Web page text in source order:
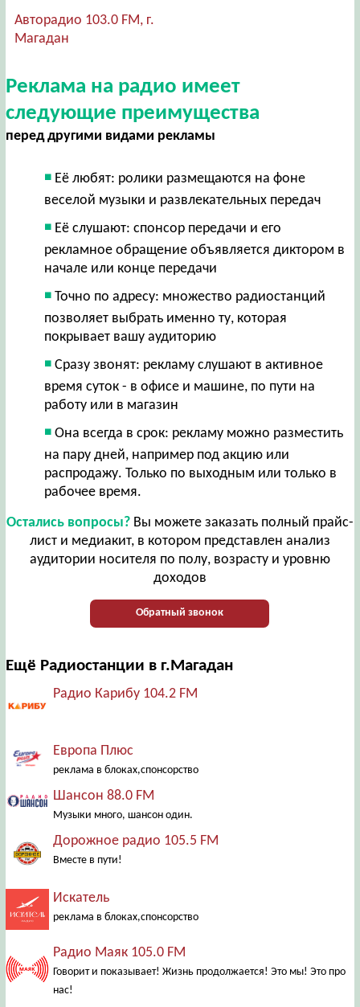
Авторадио 103.0 FM, г.
Магадан
Реклама на радио имеет
следующие преимущества
перед другими видами рекламы
Её любят: ролики размещаются на фоне
веселой музыки и развлекательных передач
Её слушают: спонсор передачи и его
рекламное обращение объявляется диктором в
начале или конце передачи
Точно по адресу: множество радиостанций
позволяет выбрать именно ту, которая
покрывает вашу аудиторию
Сразу звонят: рекламу слушают в активное
время суток - в офисе и машине, по пути на
работу или в магазин
Она всегда в срок: рекламу можно разместить
на пару дней, например под акцию или
распродажу. Только по выходным или только в
рабочее время.
Остались вопросы?Вы можете заказать полный прайс-
лист и медиакит, в котором представлен анализ
аудитории носителя по полу, возрасту и уровню
доходов
Обратный звонок
Ещё Радиостанции в г.Магадан
Радио Карибу 104.2 FM
Европа Плюс
реклама в блоках,спонсорство
Шансон 88.0 FM
Музыки много, шансон один.
Дорожное радио 105.5 FM
Вместе в пути!
Искатель
реклама в блоках,спонсорство
Радио Маяк 105.0 FM
Говорит и показывает! Жизнь продолжается! Это мы! Это про
нас!